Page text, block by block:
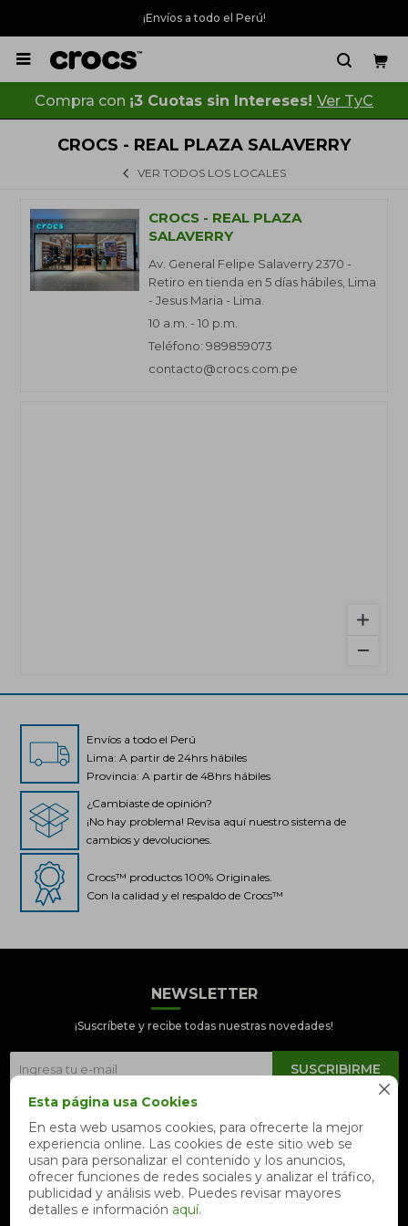

Esta página usa Cookies
En esta web usamos cookies, para ofrecerte la mejor
experiencia online. Las cookies de este sitio web se
usan para personalizar el contenido y los anuncios,
ofrecer funciones de redes sociales y analizar el tráfico,
publicidad y análisis web. Puedes revisar mayores
detalles e información aquí.
Crocs Perú
● En línea
📦 Quiero saber sobre mi pedido
📍 Seguimiento de mi pedido en
tiempo real
¡Envíos a todo el Perú!

Compra con ¡3 Cuotas sin Intereses! Ver TyC
CROCS - REAL PLAZA SALAVERRY
VER TODOS LOS LOCALES
CROCS - REAL PLAZA
SALAVERRY
Av. General Felipe Salaverry 2370 -
Retiro en tienda en 5 días hábiles, Lima
- Jesus Maria - Lima.
10 a.m. - 10 p.m.
Teléfono: 989859073
contacto@crocs.com.pe
Envíos a todo el Perú
Lima: A partir de 24hrs hábiles
Provincia: A partir de 48hrs hábiles
¿Cambiaste de opinión?
¡No hay problema! Revisa aquí nuestro sistema de
cambios y devoluciones.
Crocs™ productos 100% Originales.
Con la calidad y el respaldo de Crocs™
NEWSLETTER
¡Suscríbete y recibe todas nuestras novedades!
SUSCRIBIRME
